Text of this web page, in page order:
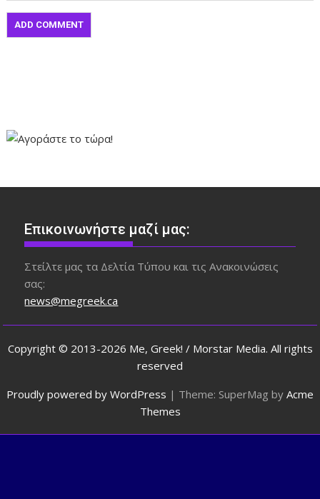
Επικοινωνήστε μαζί μας:
Στείλτε μας τα Δελτία Τύπου και τις Ανακοινώσεις
σας:
news@megreek.ca
Copyright © 2013-2026 Me, Greek! / Morstar Media. All rights
reserved
Proudly powered by WordPress | Theme: SuperMag by Acme
Themes